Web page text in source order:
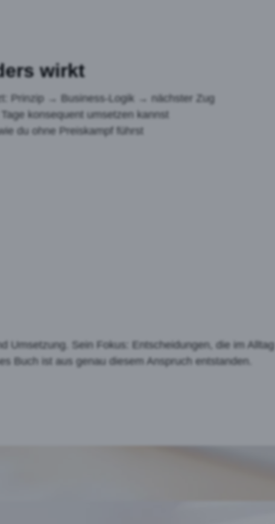
wirkt
Prinzip → Business-Logik → nächster Zug
konsequent umsetzen kannst
du ohne Preiskampf führst
Umsetzung. Sein Fokus: Entscheidungen, die im Alltag
Buch ist aus genau diesem Anspruch entstanden.